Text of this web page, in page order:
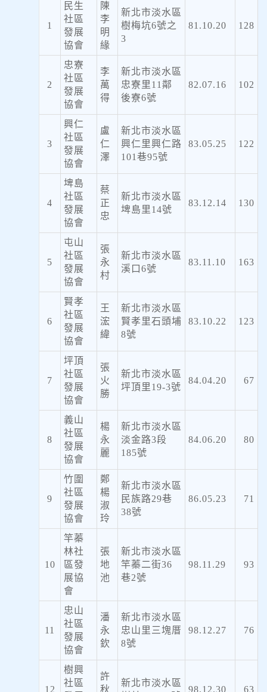
1
民生
社區
發展
協會
陳
李
明
緣
新北市淡水區
樹梅坑6號之
3
81.10.20 128
2
忠寮
社區
發展
協會
李
萬
得
新北市淡水區
忠寮里11鄰
後寮6號
82.07.16 102
3
興仁
社區
發展
協會
盧
仁
澤
新北市淡水區
興仁里興仁路
101巷95號
83.05.25 122
4
埤島
社區
發展
協會
蔡
正
忠
新北市淡水區
埤島里14號
83.12.14 130
5
屯山
社區
發展
協會
張
永
村
新北市淡水區
溪口6號
83.11.10 163
6
賢孝
社區
發展
協會
王
浤
緯
新北市淡水區
賢孝里石頭埔
8號
83.10.22 123
7
坪頂
社區
發展
協會
張
火
勝
新北市淡水區
坪頂里19-3號
84.04.20 67
8
義山
社區
發展
協會
楊
永
麗
新北市淡水區
淡金路3段
185號
84.06.20 80
9
竹圍
社區
發展
協會
鄭
楊
淑
玲
新北市淡水區
民族路29巷
38號
86.05.23 71
10
竿蓁
林社
區發
展協
會
張
地
池
新北市淡水區
竿蓁二街36
巷2號
98.11.29 93
11
忠山
社區
發展
協會
潘
永
欽
新北市淡水區
忠山里三塊厝
8號
98.12.27 76
12
樹興
社區
許
秋
新北市淡水區
98.12.30 63